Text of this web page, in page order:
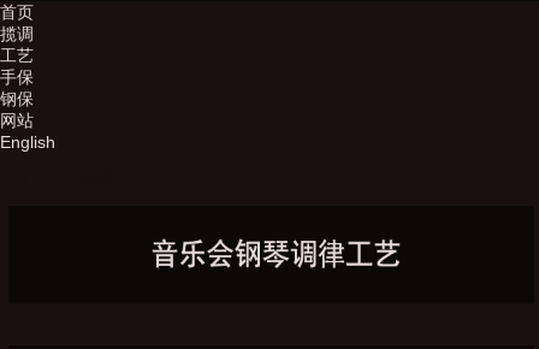
首页
揽调
工艺
手保
钢保
网站
English